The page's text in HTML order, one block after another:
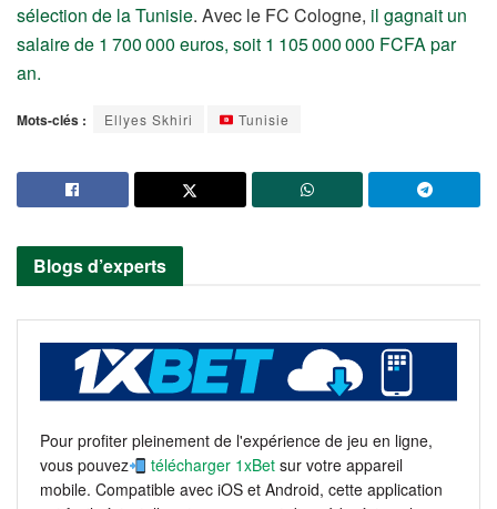
sélection de la Tunisie. Avec le FC Cologne, il gagnait un
salaire de 1 700 000 euros, soit 1 105 000 000 FCFA par
an.
Mots-clés : Ellyes Skhiri Tunisie
Blogs d’experts
Pour profiter pleinement de l'expérience de jeu en ligne,
vous pouvez
télécharger 1xBet sur votre appareil
mobile. Compatible avec iOS et Android, cette application